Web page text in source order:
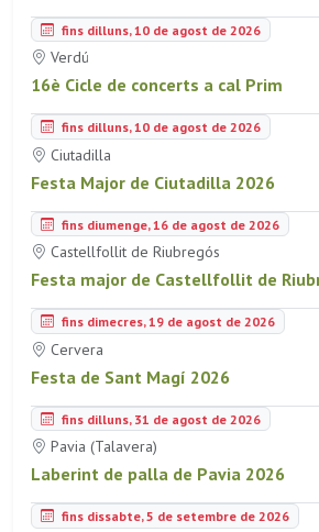
fins dilluns, 10 de agost de 2026
Verdú
16è Cicle de concerts a cal Prim
fins dilluns, 10 de agost de 2026
Ciutadilla
Festa Major de Ciutadilla 2026
fins diumenge, 16 de agost de 2026
Castellfollit de Riubregós
Festa major de Castellfollit de
fins dimecres, 19 de agost de 2026
Cervera
Festa de Sant Magí 2026
fins dilluns, 31 de agost de 2026
Pavia (Talavera)
Laberint de palla de Pavia 2026
fins dissabte, 5 de setembre de 2026